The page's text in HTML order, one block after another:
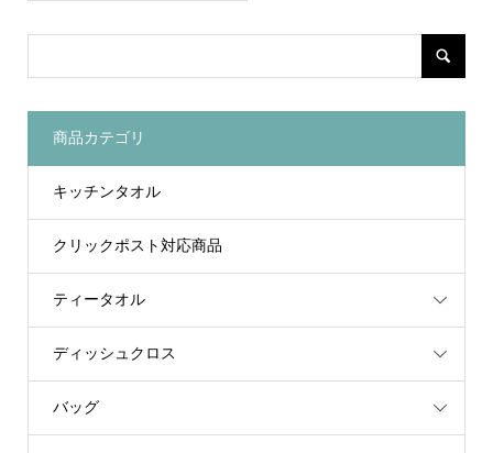
商品カテゴリ
キッチンタオル
クリックポスト対応商品
ティータオル
ディッシュクロス
バッグ